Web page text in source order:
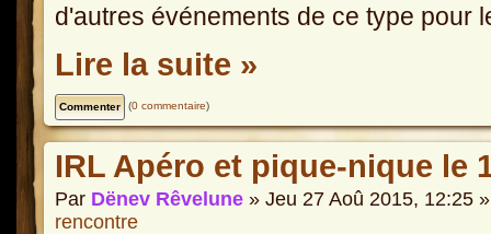
d'autres événements de ce type pour
Lire la suite »
(0 commentaire)
IRL Apéro et pique-nique le
Par Dënev Rêvelune » Jeu 27 Aoû 2015, 12:25
rencontre